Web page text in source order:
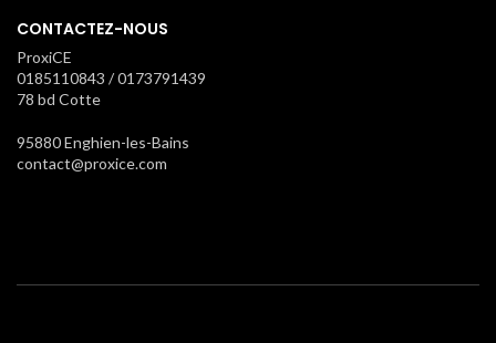
CONTACTEZ-NOUS
ProxiCE
0185110843 / 0173791439
78 bd Cotte
95880 Enghien-les-Bains
contact@proxice.com